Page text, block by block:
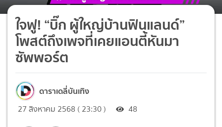
ใจฟู! “บิ๊ก ผู้ใหญ่บ้านฟินแลนด์”
โพสต์ถึงเพจที่เคยแอนตี้หันมา
ซัพพอร์ต
ดาราเดลี่บันเทิง
27 สิงหาคม 2568 ( 23:30 ) 48